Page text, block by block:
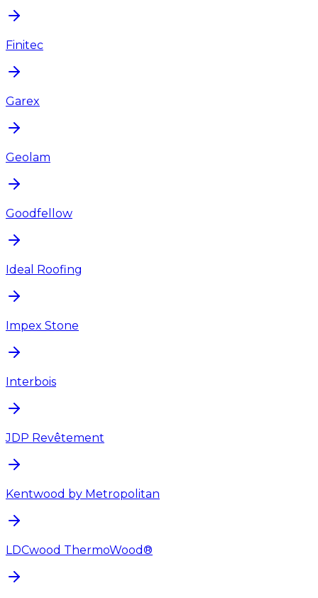
Finitec
Garex
Geolam
Goodfellow
Ideal Roofing
Impex Stone
Interbois
JDP Revêtement
Kentwood by Metropolitan
LDCwood ThermoWood®